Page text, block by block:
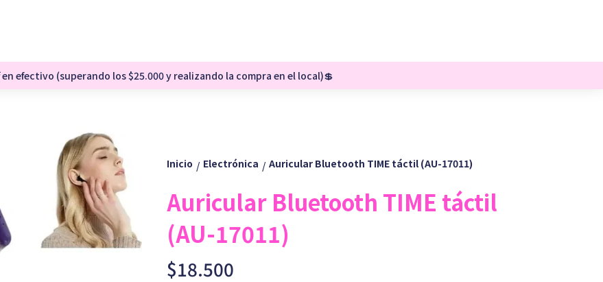
en efectivo (superando los $25.000 y realizando la compra en el local)💲
Inicio / Electrónica / Auricular Bluetooth TIME táctil (AU-17011)
Auricular Bluetooth TIME táctil
(AU-17011)
$18.500